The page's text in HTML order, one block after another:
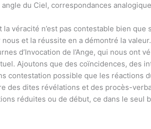
du Ciel, correspondances
véracité n’est pas contestable bien
et la réussite en a démontré la
d’Invocation de l’Ange, qui nous ont
Ajoutons que des coïncidences, des
contestation possible que les réactions
des dites révélations et des procès-
réduites ou de début, ce dans le seul